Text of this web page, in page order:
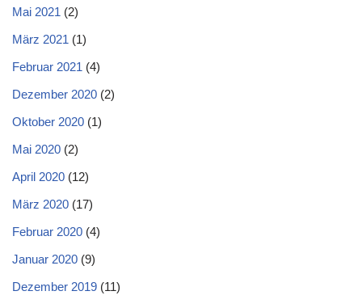
Mai 2021 (2)
März 2021 (1)
Februar 2021 (4)
Dezember 2020 (2)
Oktober 2020 (1)
Mai 2020 (2)
April 2020 (12)
März 2020 (17)
Februar 2020 (4)
Januar 2020 (9)
Dezember 2019 (11)